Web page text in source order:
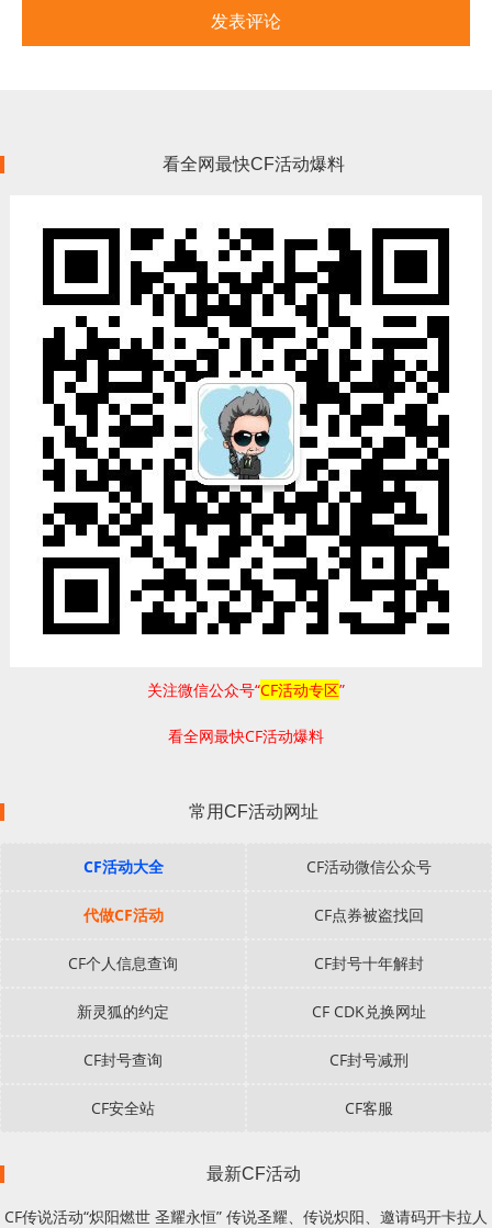
看全网最快CF活动爆料
关注微信公众号“CF活动专区”
看全网最快CF活动爆料
常用CF活动网址
CF活动大全 CF活动微信公众号
代做CF活动 CF点券被盗找回
CF个人信息查询 CF封号十年解封
新灵狐的约定 CF CDK兑换网址
CF封号查询 CF封号减刑
CF安全站 CF客服
最新CF活动
CF传说活动“炽阳燃世 圣耀永恒” 传说圣耀、传说炽阳、邀请码开卡拉人